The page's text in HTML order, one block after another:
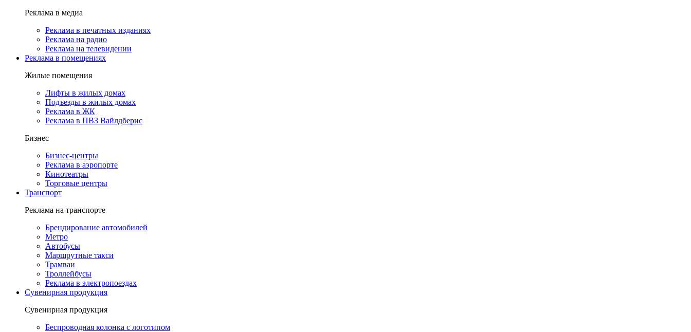
Реклама в медиа
Реклама в печатных изданиях
Реклама на радио
Реклама на телевидении
Реклама в помещениях
Жилые помещения
Лифты в жилых домах
Подъезды в жилых домах
Реклама в ЖК
Реклама в ПВЗ Вайлдберис
Бизнес
Бизнес-центры
Реклама в аэропорте
Кинотеатры
Торговые центры
Транспорт
Реклама на транспорте
Брендирование автомобилей
Метро
Автобусы
Маршрутные такси
Трамваи
Троллейбусы
Реклама в электропоездах
Сувенирная продукция
Сувенирная продукция
Беспроводная колонка с логотипом